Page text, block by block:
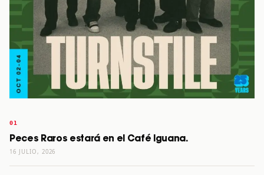
Peces Raros estará en el Café Iguana.
16 JULIO, 2026